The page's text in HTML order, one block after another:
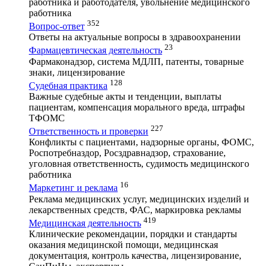
работника
Вопрос-ответ 352
Ответы на актуальные вопросы в здравоохранении
Фармацевтическая деятельность 23
Фармаконадзор, система МДЛП, патенты, товарные
знаки, лицензирование
Судебная практика 128
Важные судебные акты и тенденции, выплаты
пациентам, компенсация морального вреда, штрафы
ТФОМС
Ответственность и проверки 227
Конфликты с пациентами, надзорные органы, ФОМС,
Роспотребназдор, Росздравнадзор, страхование,
уголовная ответственность, судимость медицинского
работника
Маркетинг и реклама 16
Реклама медицинских услуг, медицинских изделий и
лекарственных средств, ФАС, маркировка рекламы
Медицинская деятельность 419
Клинические рекомендации, порядки и стандарты
оказания медицинской помощи, медицинская
документация, контроль качества, лицензирование,